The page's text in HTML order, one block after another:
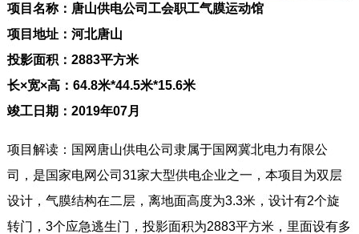
项目名称： 唐山供电公司工会职工气膜运动馆
项目地址： 河北唐山
投影面积： 2883平方米
长×宽×高： 64.8米*44.5米*15.6米
竣工日期 ：2019年07月
项目解读：国网唐山供电公司隶属于国网冀北电力有限公
司，是国家电网公司31家大型供电企业之一，本项目为双层
设计，气膜结构在二层，离地面高度为3.3米，设计有2个旋
转门，3个应急逃生门，投影面积为2883平方米，里面设有多